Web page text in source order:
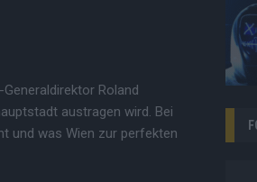
Roland
austragen wird. Bei
und was Wien zur perfekten